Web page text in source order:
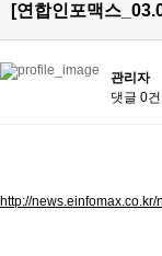
[연합인포맥스
관리자
댓글 0건
http://